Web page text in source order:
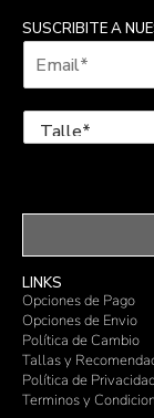
SUSCRIBITE A
LINKS
Opciones de Pago
Opciones de Envio
Política de Cambio
Tallas y
Política de
Terminos y